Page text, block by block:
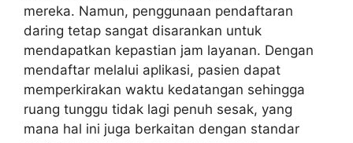
mereka. Namun, penggunaan pendaftaran
daring tetap sangat disarankan untuk
mendapatkan kepastian jam layanan. Dengan
mendaftar melalui aplikasi, pasien dapat
memperkirakan waktu kedatangan sehingga
ruang tunggu tidak lagi penuh sesak, yang
mana hal ini juga berkaitan dengan standar